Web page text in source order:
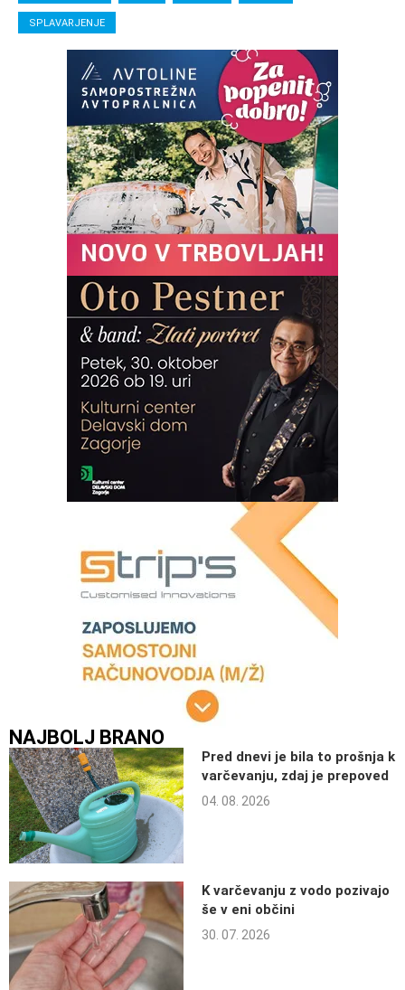
SPLAVARJENJE
NAJBOLJ BRANO
Pred dnevi je bila to prošnja k
varčevanju, zdaj je prepoved
04. 08. 2026
K varčevanju z vodo pozivajo
še v eni občini
30. 07. 2026